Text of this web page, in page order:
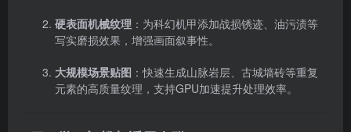
硬表面机械纹理 ：为科幻机甲添加战损锈迹、油污渍等
写实磨损效果，增强画面叙事性。
大规模场景贴图 ：快速生成山脉岩层、古城墙砖等重复
元素的高质量纹理，支持GPU加速提升处理效率。